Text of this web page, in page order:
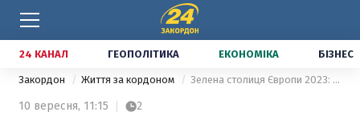
24 КАНАЛ ГЕОПОЛІТИКА ЕКОНОМІКА БІЗНЕС
Закордон Життя за кордоном Зелена столиця Європи 2023: яке місто перемогло у номінації – рішення Європейської комісії
10 вересня, 11:15 2